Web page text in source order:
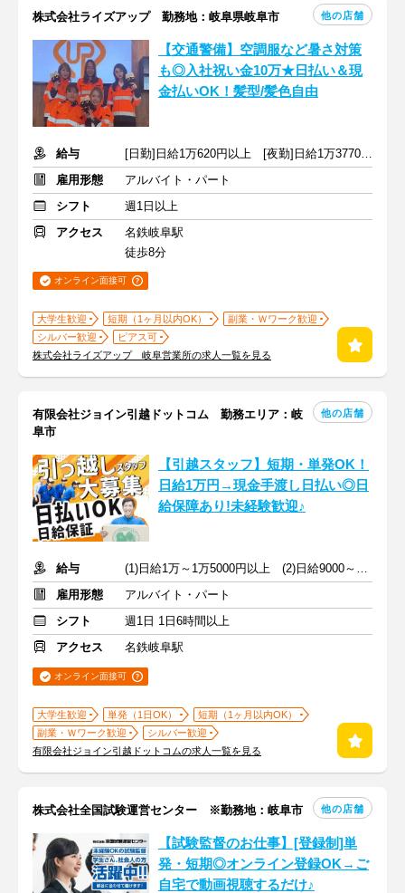
株式会社ライズアップ 勤務地：岐阜県岐阜市 他の店舗
【交通警備】空調服など暑さ対策
も◎入社祝い金10万★日払い＆現
金払いOK！髪型/髪色自由
給与
[日勤]日給1万620円以上 [夜勤]日給1万3770円以上
雇用形態
アルバイト・パート
シフト
週1日以上
アクセス
名鉄岐阜駅
徒歩8分
オンライン面接可
大学生歓迎 短期（1ヶ月以内OK）
副業・Ｗワーク歓迎
シルバー歓迎
ピアス可
株式会社ライズアップ 岐阜営業所の求人一覧を見る
有限会社ジョイン引越ドットコム 勤務エリア：岐
阜市
他の店舗
【引越スタッフ】短期・単発OK！
日給1万円→現金手渡し日払い◎日
給保障あり!未経験歓迎♪
給与
(1)日給1万～1万5000円以上 (2)日給9000～9500円以上
雇用形態
アルバイト・パート
シフト
週1日 1日6時間以上
アクセス
名鉄岐阜駅
オンライン面接可
大学生歓迎 単発（1日OK）
短期（1ヶ月以内OK）
副業・Ｗワーク歓迎
シルバー歓迎
有限会社ジョイン引越ドットコムの求人一覧を見る
株式会社全国試験運営センター ※勤務地：岐阜市 他の店舗
【試験監督のお仕事】[登録制]単
発・短期◎オンライン登録OK→ご
自宅で動画視聴するだけ♪